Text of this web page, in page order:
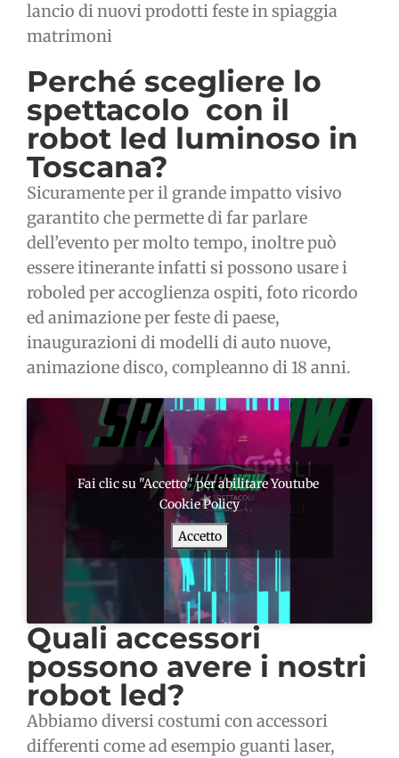
lancio di nuovi prodotti feste in spiaggia
matrimoni
Perché scegliere lo
spettacolo con il
robot led luminoso in
Toscana?
Sicuramente per il grande impatto visivo
garantito che permette di far parlare
dell’evento per molto tempo, inoltre può
essere itinerante infatti si possono usare i
roboled per accoglienza ospiti, foto ricordo
ed animazione per feste di paese,
inaugurazioni di modelli di auto nuove,
animazione disco, compleanno di 18 anni.
Fai clic su "Accetto" per abilitare Youtube
Cookie Policy
Accetto
Quali accessori
possono avere i nostri
robot led?
Abbiamo diversi costumi con accessori
differenti come ad esempio guanti laser,